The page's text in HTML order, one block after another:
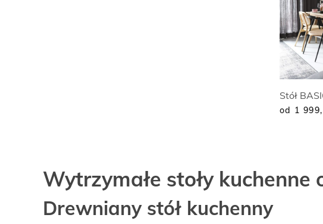
Stół
od 1
Wytrzymałe stoły kuchenne
Drewniany stół kuchenny